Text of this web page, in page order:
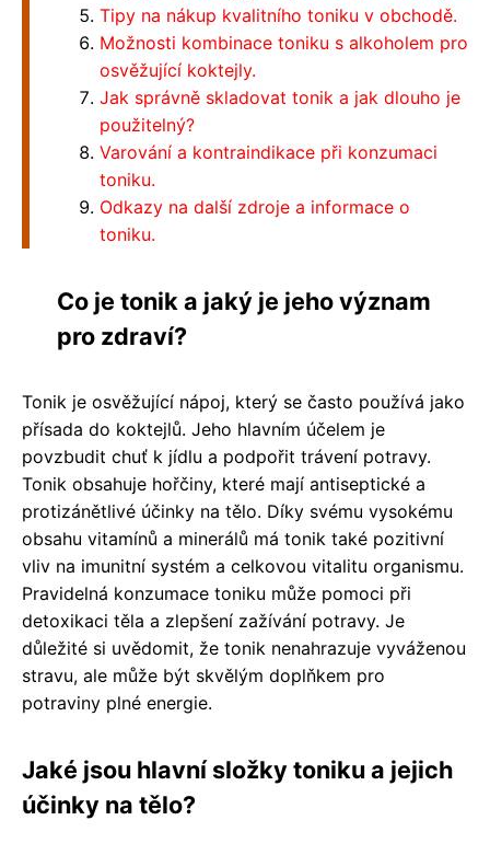
Tipy na nákup kvalitního toniku v obchodě.
Možnosti kombinace toniku s alkoholem pro
osvěžující koktejly.
Jak správně skladovat tonik a jak dlouho je
použitelný?
Varování a kontraindikace při konzumaci
toniku.
Odkazy na další zdroje a informace o
toniku.
Co je tonik a jaký je jeho význam
pro zdraví?
Tonik je osvěžující nápoj, který se často používá jako
přísada do koktejlů. Jeho hlavním účelem je
povzbudit chuť k jídlu a podpořit trávení potravy.
Tonik obsahuje hořčiny, které mají antiseptické a
protizánětlivé účinky na tělo. Díky svému vysokému
obsahu vitamínů a minerálů má tonik také pozitivní
vliv na imunitní systém a celkovou vitalitu organismu.
Pravidelná konzumace toniku může pomoci při
detoxikaci těla a zlepšení zažívání potravy. Je
důležité si uvědomit, že tonik nenahrazuje vyváženou
stravu, ale může být skvělým doplňkem pro
potraviny plné energie.
Jaké jsou hlavní složky toniku a jejich
účinky na tělo?